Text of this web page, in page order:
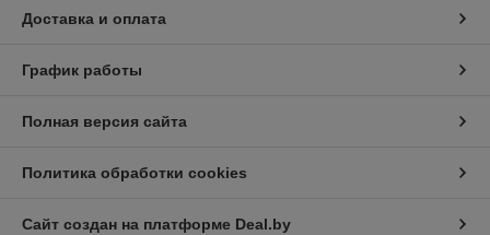
Доставка и оплата
График работы
Полная версия сайта
Политика обработки cookies
Сайт создан на платформе Deal.by